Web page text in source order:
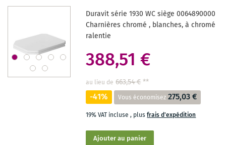
SOUHAITS
Duravit série 1930 WC siège 0064890000
Charnières chromé , blanches, à chromé
ralentie
388,51 €
au lieu de 663,54 €**
-41% Vous économisez 275,03 €
19% VAT incluse, plusfrais d'expédition
Ajouter au panier